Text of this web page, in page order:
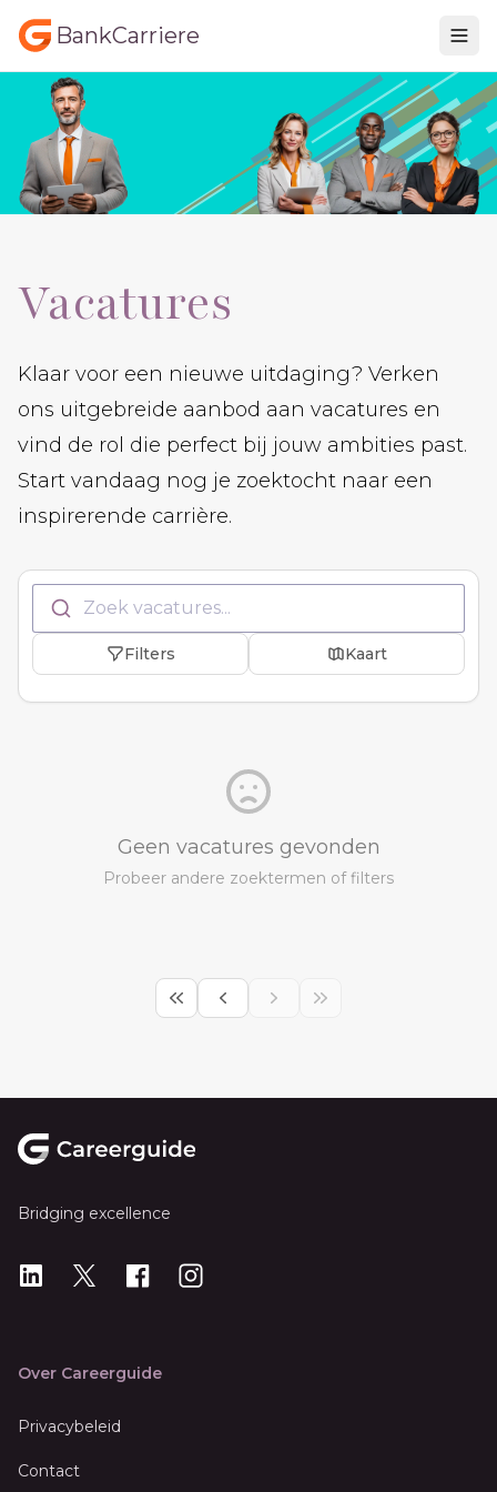
BankCarriere
Vacatures
Klaar voor een nieuwe uitdaging? Verken
ons uitgebreide aanbod aan vacatures en
vind de rol die perfect bij jouw ambities past.
Start vandaag nog je zoektocht naar een
inspirerende carrière.
Zoek vacatures...
Filters Kaart
Geen vacatures gevonden
Probeer andere zoektermen of filters
Bridging excellence
LinkedIn
X Instagram
Over Careerguide
Privacybeleid
Contact